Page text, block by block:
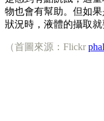
物也會有幫助。但如
狀況時，液體的攝取就
（首圖來源：Flickr